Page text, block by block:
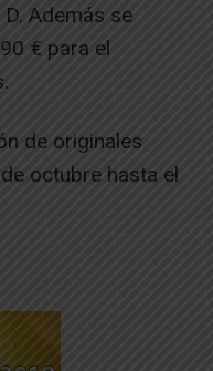
Además se
€ para el
de originales
octubre hasta el